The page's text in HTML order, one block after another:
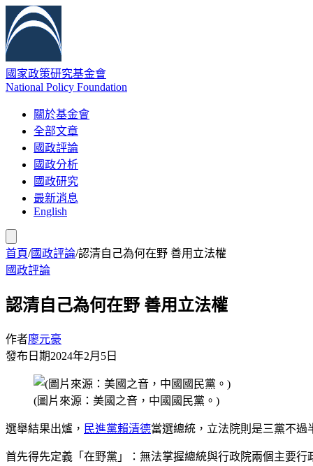
國家政策研究基金會
National Policy Foundation
關於基金會
全部文章
國政評論
國政分析
國政研究
最新消息
English
首頁/國政評論/認清自己為何在野 善用立法權
國政評論
認清自己為何在野 善用立法權
作者廖元豪
發布日期2024年2月5日
(圖片來源：美國之音，中國國民黨。)
選舉結果出爐， 民進黨賴清德當選總統，立法院則是三黨不過
首先得先定義「在野黨」：無法掌握總統與行政院兩個主要